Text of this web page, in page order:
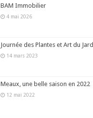
BAM Immobilier
4 mai 2026
Journée des Plantes et Art du
14 mars 2023
Meaux, une belle saison en 2022
12 mai 2022